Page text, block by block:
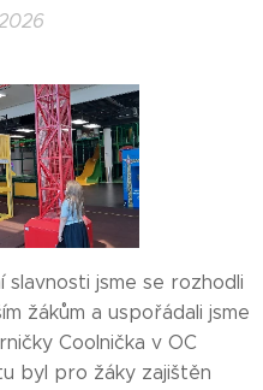
slavnosti jsme se rozhodli
žákům a uspořádali jsme
Coolnička v OC
byl pro žáky zajištěn